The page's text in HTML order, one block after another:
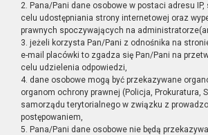
2. Pana/Pani dane osobowe w postaci adresu
celu udostępniania strony internetowej oraz
prawnych spoczywających na
3. jeżeli korzysta Pan/Pani z odnośnika na
e-mail placówki to zgadza się Pan/Pani na
celu udzielenia odpowiedzi,
4. dane osobowe mogą być przekazywane
organom ochrony prawnej (Policja, Prokuratura,
samorządu terytorialnego w związku z
postępowaniem,
5. Pana/Pani dane osobowe nie będą